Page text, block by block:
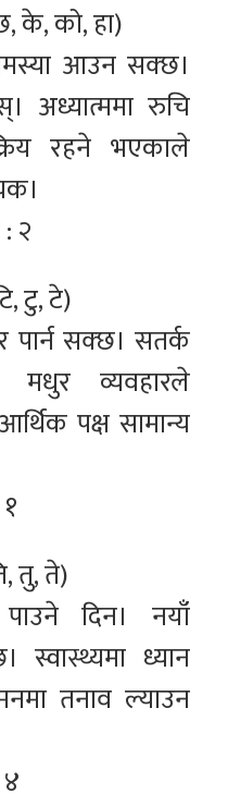
के, को, हा)
समस्या आउन सक्छ।
अध्यात्ममा रुचि
रहने भएकाले
२
टु, टे)
सक्छ। सतर्क
व्यवहारले
पक्ष सामान्य
तु, ते)
दिन। नयाँ
स्वास्थ्यमा ध्यान
तनाव ल्याउन